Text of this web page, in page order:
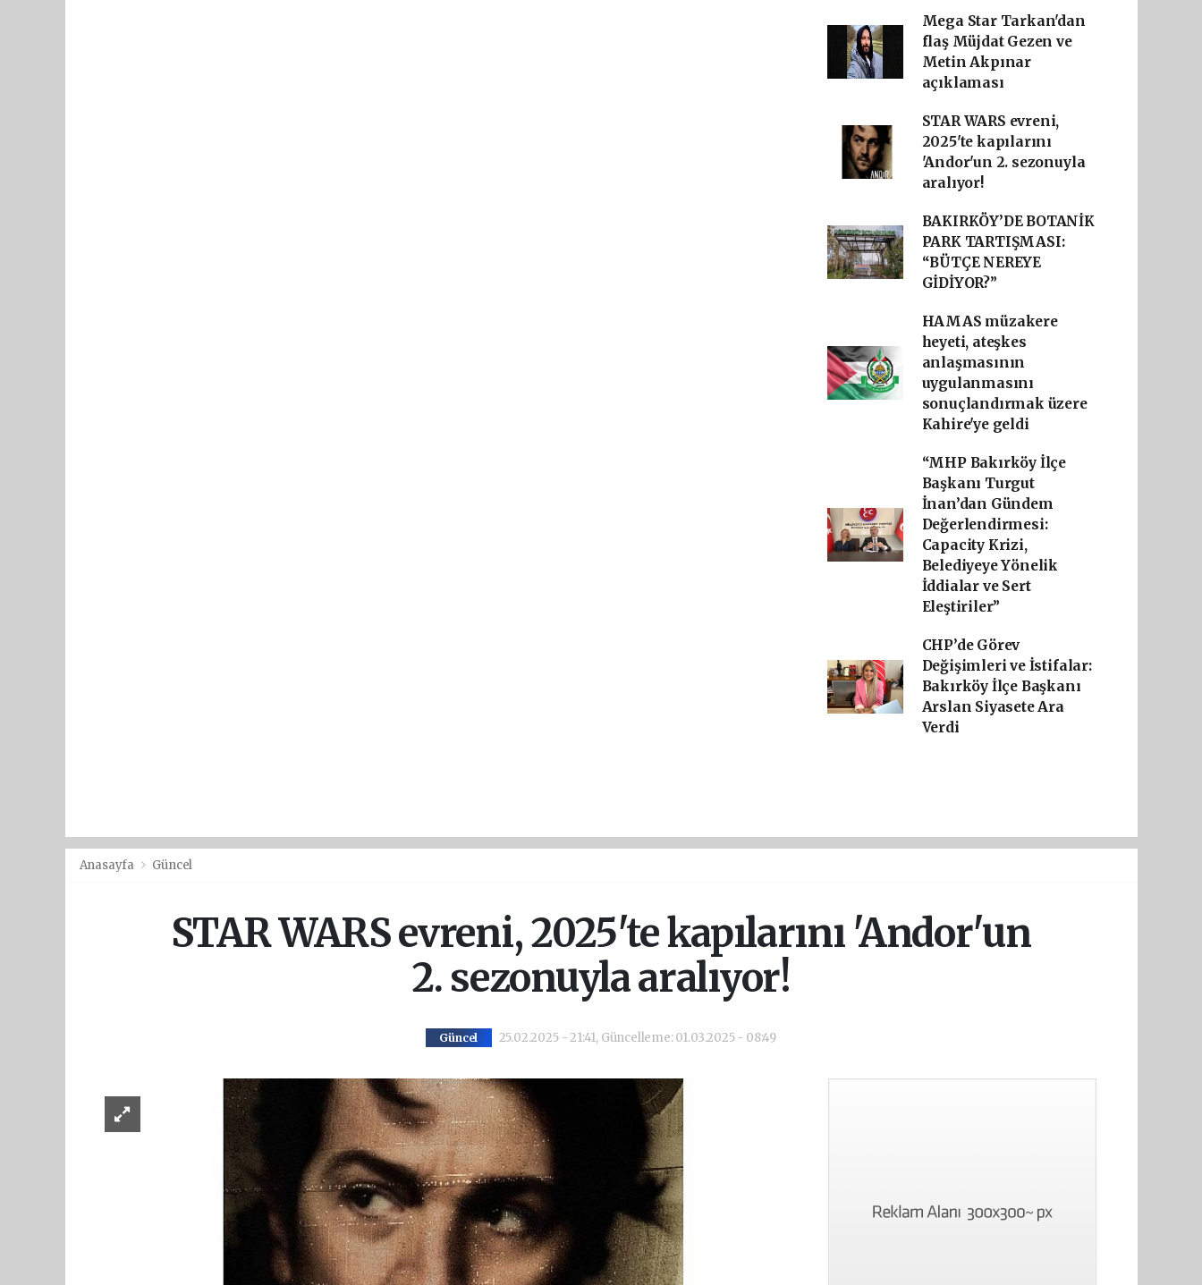
Mega Star Tarkan'dan
flaş Müjdat Gezen ve
Metin Akpınar
açıklaması
STAR WARS evreni,
2025'te kapılarını
'Andor'un 2. sezonuyla
aralıyor!
BAKIRKÖY’DE BOTANİK
PARK TARTIŞMASI:
“BÜTÇE NEREYE
GİDİYOR?”
HAMAS müzakere
heyeti, ateşkes
anlaşmasının
uygulanmasını
sonuçlandırmak üzere
Kahire'ye geldi
“MHP Bakırköy İlçe
Başkanı Turgut
İnan’dan Gündem
Değerlendirmesi:
Capacity Krizi,
Belediyeye Yönelik
İddialar ve Sert
Eleştiriler”
CHP’de Görev
Değişimleri ve İstifalar:
Bakırköy İlçe Başkanı
Arslan Siyasete Ara
Verdi
Anasayfa Güncel
STAR WARS evreni, 2025'te kapılarını 'Andor'un
2. sezonuyla aralıyor!
Güncel 25.02.2025 - 21:41, Güncelleme: 01.03.2025 - 08:49